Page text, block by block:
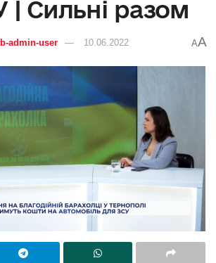
| Сильні разом
admin-user 10.06.2022 AA